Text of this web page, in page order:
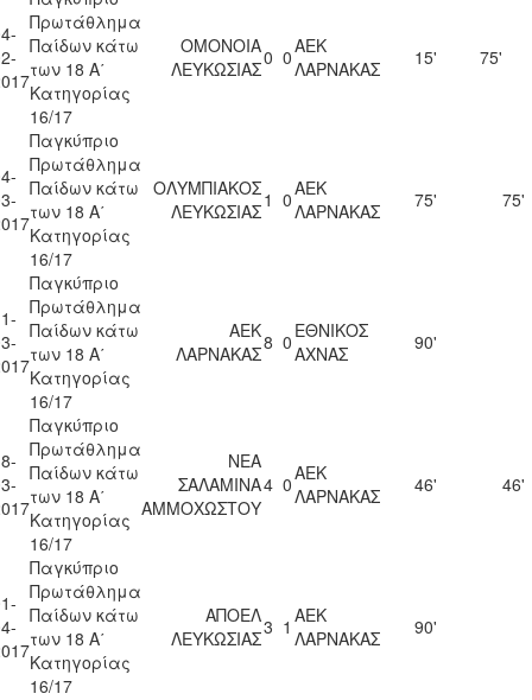
Πρωτάθλημα
Παίδων κάτω
των 18 Α΄
Κατηγορίας
16/17
ΟΜΟΝΟΙΑ
ΛΕΥΚΩΣΙΑΣ0 0ΑΕΚ
ΛΑΡΝΑΚΑΣ
15' 75'
Παγκύπριο
Πρωτάθλημα
Παίδων κάτω
των 18 Α΄
Κατηγορίας
16/17
ΟΛΥΜΠΙΑΚΟΣ
ΛΕΥΚΩΣΙΑΣ1 0ΑΕΚ
ΛΑΡΝΑΚΑΣ
75' 75'
Παγκύπριο
Πρωτάθλημα
Παίδων κάτω
των 18 Α΄
Κατηγορίας
16/17
ΑΕΚ
ΛΑΡΝΑΚΑΣ8 0 ΕΘΝΙΚΟΣ
ΑΧΝΑΣ
90'
Παγκύπριο
Πρωτάθλημα
Παίδων κάτω
των 18 Α΄
Κατηγορίας
16/17
ΝΕΑ
ΣΑΛΑΜΙΝΑ
ΑΜΜΟΧΩΣΤΟΥ
4 0ΑΕΚ
ΛΑΡΝΑΚΑΣ
46' 46'
Παγκύπριο
Πρωτάθλημα
Παίδων κάτω
των 18 Α΄
Κατηγορίας
16/17
ΑΠΟΕΛ
ΛΕΥΚΩΣΙΑΣ3 1 ΑΕΚ
ΛΑΡΝΑΚΑΣ
90'